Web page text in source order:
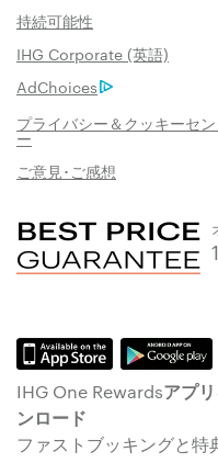
持続可能性
IHG Corporate (英語)
AdChoices
プライバシー＆クッキーセン
ー
ご意見･ご感想
IHG One Rewardsアプ
ンロード
ファストブッキングと特